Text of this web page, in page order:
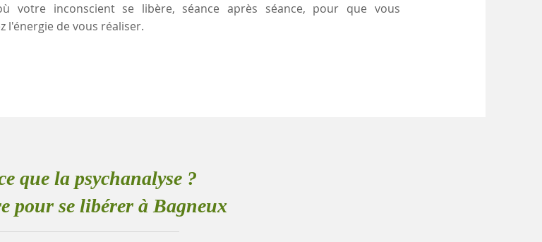
votre inconscient se libère, séance après séance, pour que vous
l'énergie de vous réaliser.
que la psychanalyse ?
pour se libérer à Bagneux